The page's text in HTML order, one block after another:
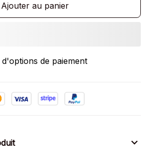
Ajouter au panier
d'options de paiement